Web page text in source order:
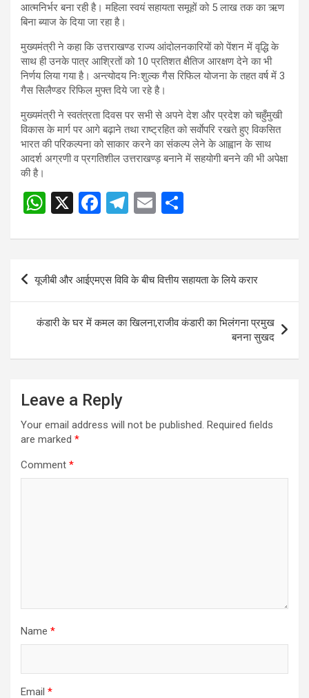
आत्मनिर्भर बना रही है। महिला स्वयं सहायता समूहों को 5 लाख तक का ऋण
बिना ब्याज के दिया जा रहा है।
मुख्यमंत्री ने कहा कि उत्तराखण्ड राज्य आंदोलनकारियों को पेंशन में वृद्धि के
साथ ही उनके पात्र आश्रितों को 10 प्रतिशत क्षैतिज आरक्षण देने का भी
निर्णय लिया गया है। अन्त्योदय निःशुल्क गैस रिफिल योजना के तहत वर्ष में 3
गैस सिलैण्डर रिफिल मुफ्त दिये जा रहे है।
मुख्यमंत्री ने स्वतंत्रता दिवस पर सभी से अपने देश और प्रदेश को चहुँमुखी
विकास के मार्ग पर आगे बढ़ाने तथा राष्ट्रहित को सर्वाेपरि रखते हुए विकसित
भारत की परिकल्पना को साकार करने का संकल्प लेने के आह्वान के साथ
आदर्श अग्रणी व प्रगतिशील उत्तराखण्ड़ बनाने में सहयोगी बनने की भी अपेक्षा
की है।
W
at
s
A
p
p
X
F
ce
o
o
k
T
e
gr
a
m
E
ail ar
Post
navigation
यूजीबी और आईएमएस विवि के बीच वित्तीय सहायता के लिये करार
कंडारी के घर में कमल का खिलना,राजीव कंडारी का भिलंगना प्रमुख
बनना सुखद
Leave a Reply
Your email address will not be published. Required fields
are marked *
Comment *
Name *
Email *